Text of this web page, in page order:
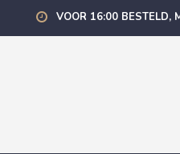
VOOR 16:00 BESTELD,